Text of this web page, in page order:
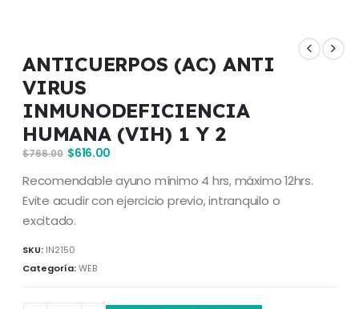
ANTICUERPOS (AC) ANTI
VIRUS
INMUNODEFICIENCIA
HUMANA (VIH) 1 Y 2
$766.00 $616.00
Recomendable ayuno mínimo 4 hrs, máximo 12hrs.
Evite acudir con ejercicio previo, intranquilo o
excitado.
SKU: IN2150
Categoría:WEB